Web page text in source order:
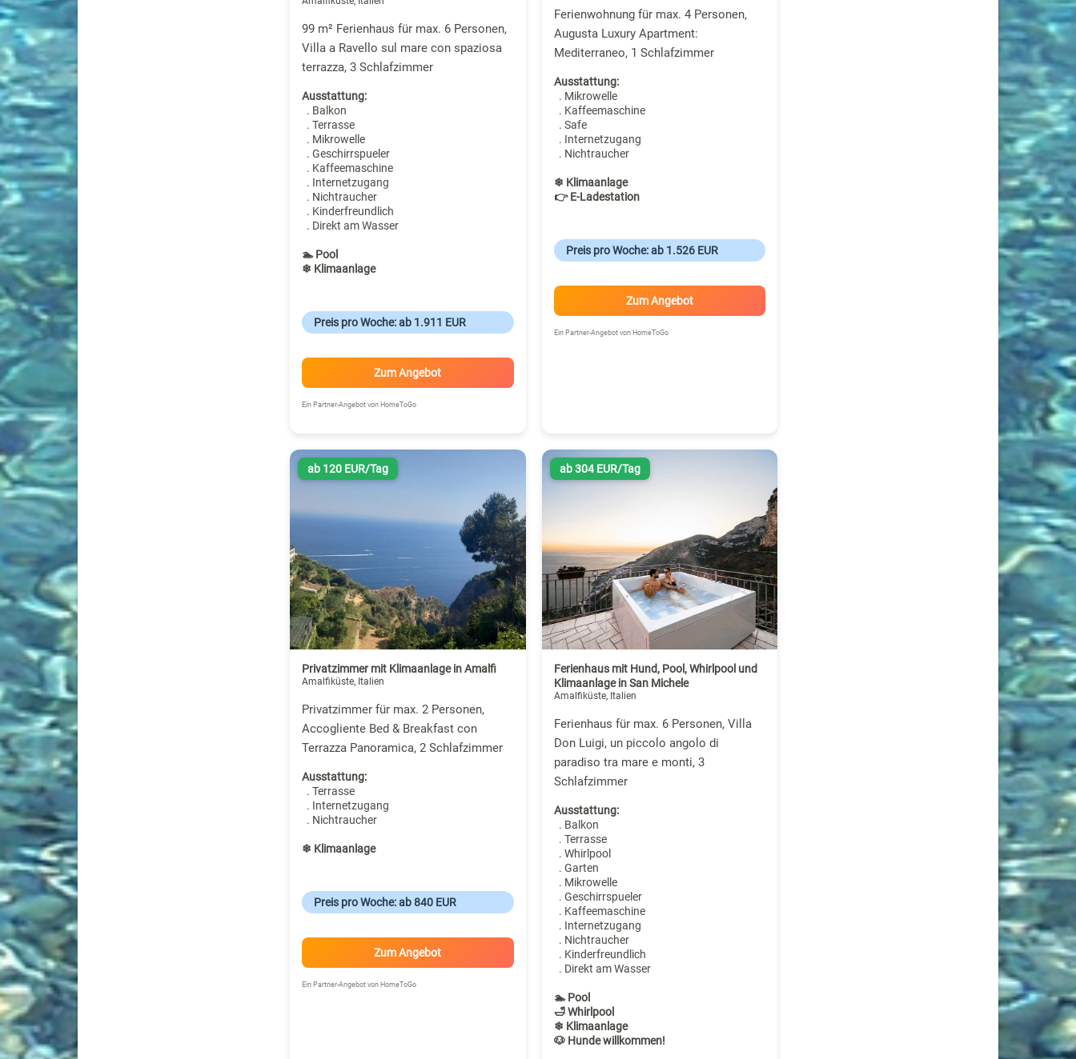
99 m² Ferienhaus für max. 6 Personen,
Villa a Ravello sul mare con spaziosa
terrazza, 3 Schlafzimmer
Ausstattung:
. Balkon
. Terrasse
. Mikrowelle
. Geschirrspueler
. Kaffeemaschine
. Internetzugang
. Nichtraucher
. Kinderfreundlich
. Direkt am Wasser
🏊 Pool
❄ Klimaanlage
Preis pro Woche: ab 1.911 EUR
Zum Angebot
Ein Partner-Angebot von HomeToGo
Ferienwohnung für max. 4 Personen,
Augusta Luxury Apartment:
Mediterraneo, 1 Schlafzimmer
Ausstattung:
. Mikrowelle
. Kaffeemaschine
. Safe
. Internetzugang
. Nichtraucher
❄ Klimaanlage
👉 E-Ladestation
Preis pro Woche: ab 1.526 EUR
Zum Angebot
Ein Partner-Angebot von HomeToGo
ab 120 EUR/Tag
Privatzimmer mit Klimaanlage in Amalfi
Amalfiküste, Italien
Privatzimmer für max. 2 Personen,
Accogliente Bed & Breakfast con
Terrazza Panoramica, 2 Schlafzimmer
Ausstattung:
. Terrasse
. Internetzugang
. Nichtraucher
❄ Klimaanlage
Preis pro Woche: ab 840 EUR
Zum Angebot
Ein Partner-Angebot von HomeToGo
ab 304 EUR/Tag
Ferienhaus mit Hund, Pool, Whirlpool und
Klimaanlage in San Michele
Amalfiküste, Italien
Ferienhaus für max. 6 Personen, Villa
Don Luigi, un piccolo angolo di
paradiso tra mare e monti, 3
Schlafzimmer
Ausstattung:
. Balkon
. Terrasse
. Whirlpool
. Garten
. Mikrowelle
. Geschirrspueler
. Kaffeemaschine
. Internetzugang
. Nichtraucher
. Kinderfreundlich
. Direkt am Wasser
🏊 Pool
🛁 Whirlpool
❄ Klimaanlage
🐶 Hunde willkommen!